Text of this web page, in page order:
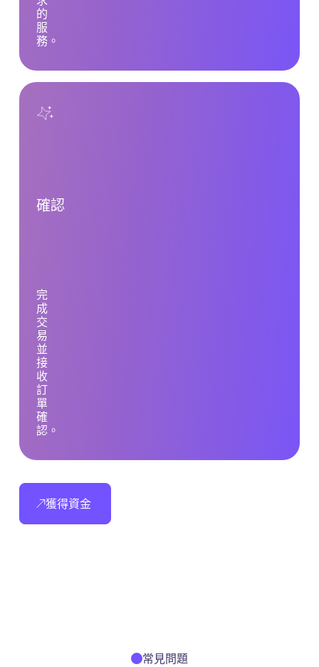
的
服
務。
確認
完
成
交
易
並
接
收
訂
單
確
認。
獲得資金
常見問題